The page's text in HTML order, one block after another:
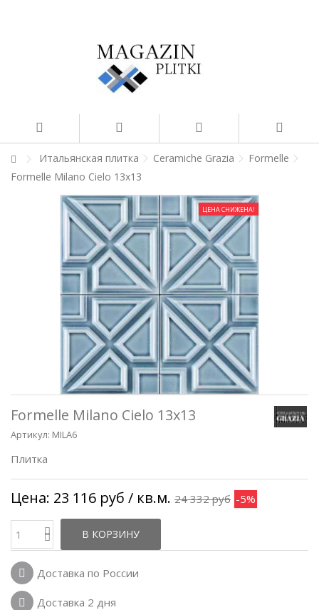
Итальянская плитка Ceramiche Grazia
Formelle
Formelle Milano Cielo 13x13
ЦЕНА СНИЖЕНА!
Formelle Milano Cielo 13x13
Артикул: MILA6
Плитка
Цена: 23 116 руб / кв.м. 24 332 руб -5%
В КОРЗИНУ
Доставка по России
Доставка 2 дня